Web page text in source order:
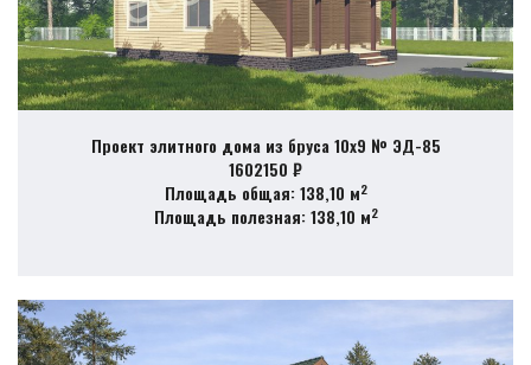
Проект элитного дома из бруса 10х9 № ЭД-85
1602150 ₽
Площадь общая: 138,10 м2
Площадь полезная: 138,10 м2